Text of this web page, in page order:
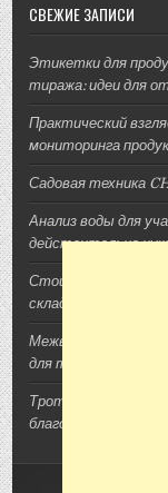
СВЕЖИЕ ЗАПИСИ
Этикетки для
тиража: идеи для
Практический
мониторинга
Садовая техника
Анализ воды для
действительно
Стоимость
складывается
Межвенцовый
для теплого
Тротуарная
благоустроить